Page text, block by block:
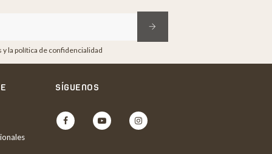
la política de confidencialidad
SÍGUENOS
Facebook YouTube Instagram